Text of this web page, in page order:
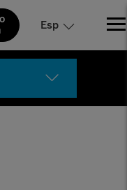
Esp
(2025)